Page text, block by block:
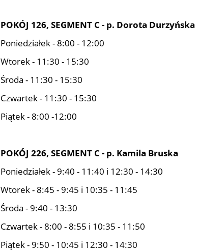
POKÓJ 126, SEGMENT C - p. Dorota Durzyńska
Poniedziałek - 8:00 - 12:00
Wtorek - 11:30 - 15:30
Środa - 11:30 - 15:30
Czwartek - 11:30 - 15:30
Piątek - 8:00 -12:00
POKÓJ 226, SEGMENT C - p. Kamila Bruska
Poniedziałek - 9:40 - 11:40 i 12:30 - 14:30
Wtorek - 8:45 - 9:45 i 10:35 - 11:45
Środa - 9:40 - 13:30
Czwartek - 8:00 - 8:55 i 10:35 - 11:50
Piątek - 9:50 - 10:45 i 12:30 - 14:30